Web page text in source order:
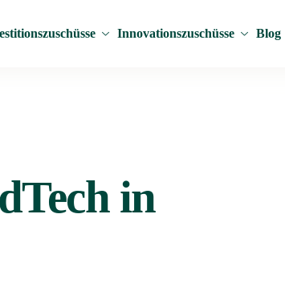
Innovationszuschüsse Blog
in